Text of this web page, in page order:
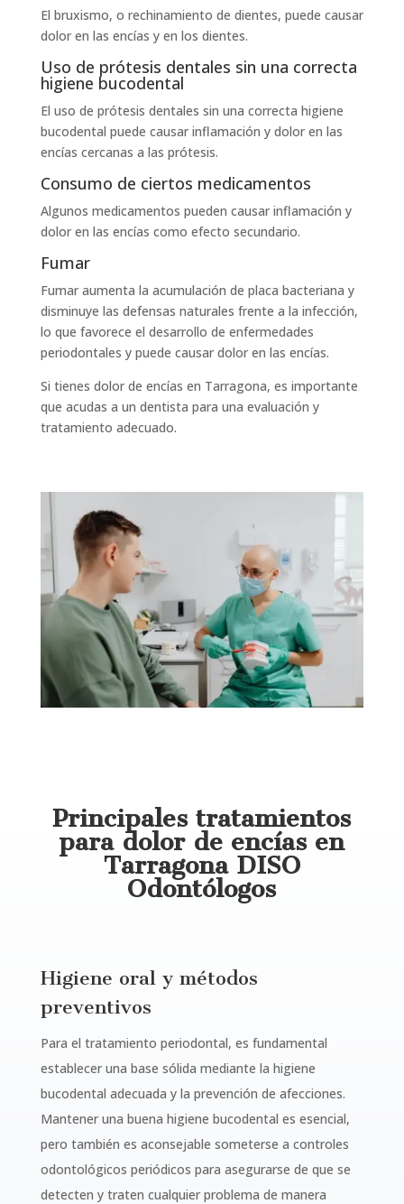
El bruxismo, o rechinamiento de dientes, puede causar
dolor en las encías y en los dientes.
Uso de prótesis dentales sin una correcta
higiene bucodental
El uso de prótesis dentales sin una correcta higiene
bucodental puede causar inflamación y dolor en las
encías cercanas a las prótesis.
Consumo de ciertos medicamentos
Algunos medicamentos pueden causar inflamación y
dolor en las encías como efecto secundario.
Fumar
Fumar aumenta la acumulación de placa bacteriana y
disminuye las defensas naturales frente a la infección,
lo que favorece el desarrollo de enfermedades
periodontales y puede causar dolor en las encías.
Si tienes dolor de encías en Tarragona, es importante
que acudas a un dentista para una evaluación y
tratamiento adecuado.
Principales tratamientos
para dolor de encías en
Tarragona DISO
Odontólogos
Higiene oral y métodos
preventivos
Para el tratamiento periodontal, es fundamental
establecer una base sólida mediante la higiene
bucodental adecuada y la prevención de afecciones.
Mantener una buena higiene bucodental es esencial,
pero también es aconsejable someterse a controles
odontológicos periódicos para asegurarse de que se
detecten y traten cualquier problema de manera